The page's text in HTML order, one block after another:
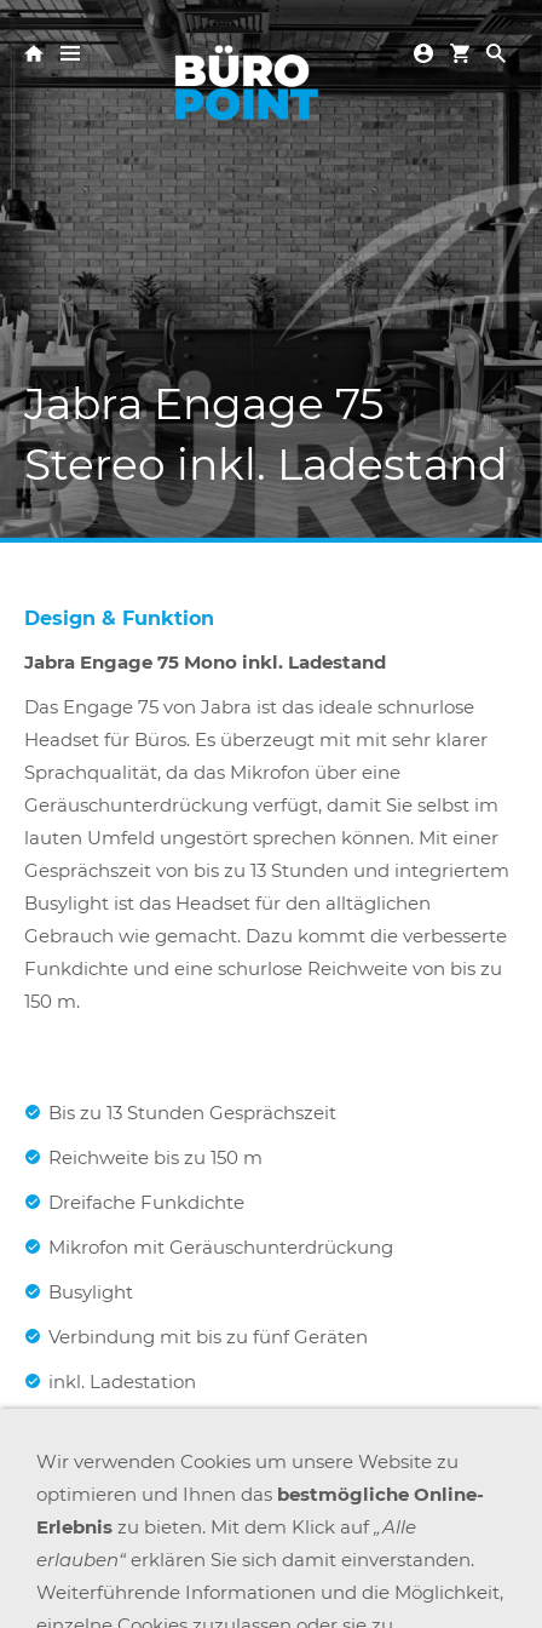
Jabra Engage 75
Stereo inkl. Ladestand
Design & Funktion
Jabra Engage 75 Mono inkl. Ladestand
Das Engage 75 von Jabra ist das ideale schnurlose
Headset für Büros. Es überzeugt mit mit sehr klarer
Sprachqualität, da das Mikrofon über eine
Geräuschunterdrückung verfügt, damit Sie selbst im
lauten Umfeld ungestört sprechen können. Mit einer
Gesprächszeit von bis zu 13 Stunden und integriertem
Busylight ist das Headset für den alltäglichen
Gebrauch wie gemacht. Dazu kommt die verbesserte
Funkdichte und eine schurlose Reichweite von bis zu
150 m.
Bis zu 13 Stunden Gesprächszeit
Reichweite bis zu 150 m
Dreifache Funkdichte
Mikrofon mit Geräuschunterdrückung
Busylight
Verbindung mit bis zu fünf Geräten
inkl. Ladestation
Herstellernummer: 9559-583-111
EAN / Barcode: 5706991019858
Wir verwenden Cookies um unsere Website zu
optimieren und Ihnen das bestmögliche Online-
Erlebnis zu bieten. Mit dem Klick auf„Alle
erlauben“ erklären Sie sich damit einverstanden.
Weiterführende Informationen und die Möglichkeit,